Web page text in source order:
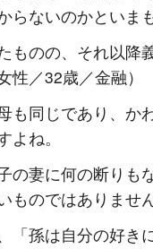
ないのかといま
ものの、それ以降
／32歳／金融）
も同じであり、か
ね。
の妻に何の断りも
のではありません
「孫は自分の好き